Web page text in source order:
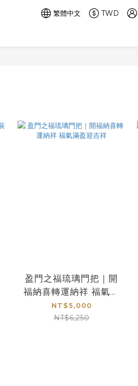
繁體中文 TWD
盈門之福琉璃門把｜開
福納喜轉運納祥 福氣滿
盈迎吉祥
NT$5,000
NT$6,250